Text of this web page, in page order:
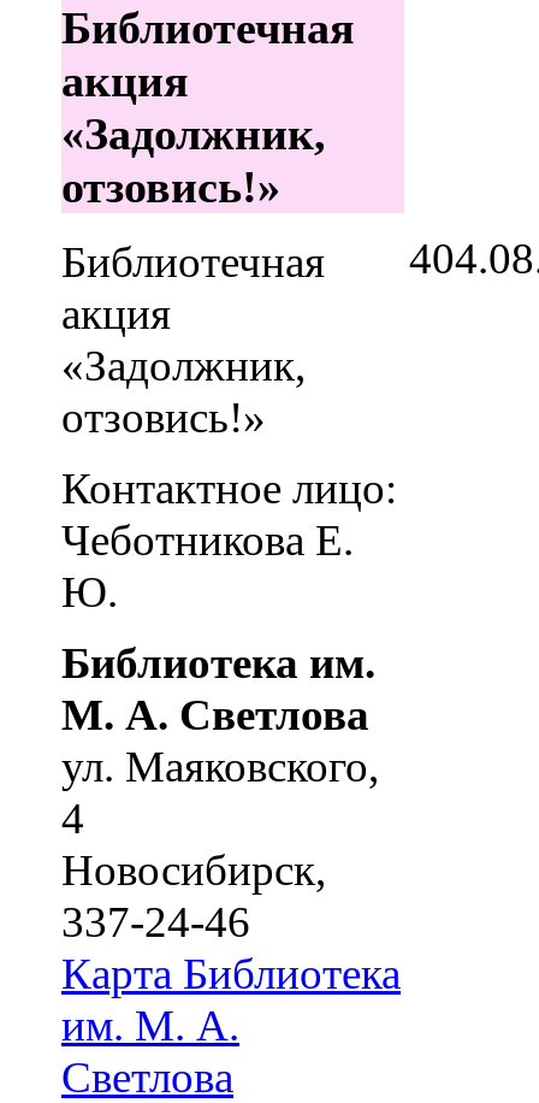
Библиотечная
акция
«Задолжник,
отзовись!»
Библиотечная
акция
«Задолжник,
отзовись!»
Контактное лицо:
Чеботникова Е.
Ю.
Библиотека им.
М. А. Светлова
ул. Маяковского,
4
Новосибирск,
337-24-46
Карта Библиотека
им. М. А.
Светлова
4